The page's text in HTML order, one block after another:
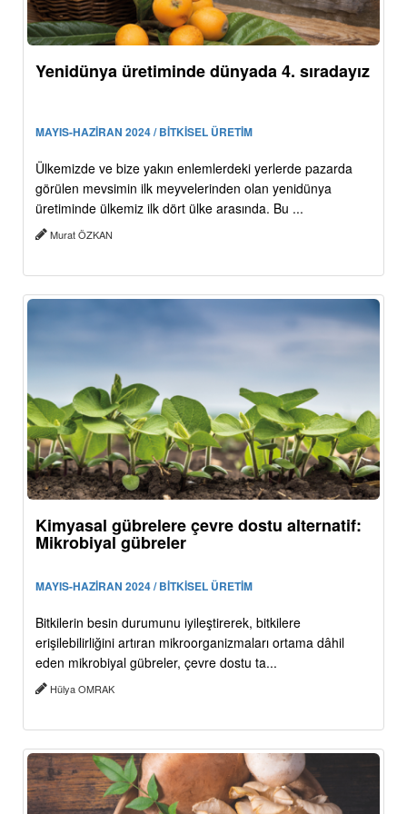
Yenidünya üretiminde dünyada 4. sıradayız
MAYIS-HAZİRAN 2024 / BİTKİSEL ÜRETİM
Ülkemizde ve bize yakın enlemlerdeki yerlerde pazarda
görülen mevsimin ilk meyvelerinden olan yenidünya
üretiminde ülkemiz ilk dört ülke arasında. Bu ...
Murat ÖZKAN
Kimyasal gübrelere çevre dostu alternatif:
Mikrobiyal gübreler
MAYIS-HAZİRAN 2024 / BİTKİSEL ÜRETİM
Bitkilerin besin durumunu iyileştirerek, bitkilere
erişilebilirliğini artıran mikroorganizmaları ortama dâhil
eden mikrobiyal gübreler, çevre dostu ta...
Hülya OMRAK